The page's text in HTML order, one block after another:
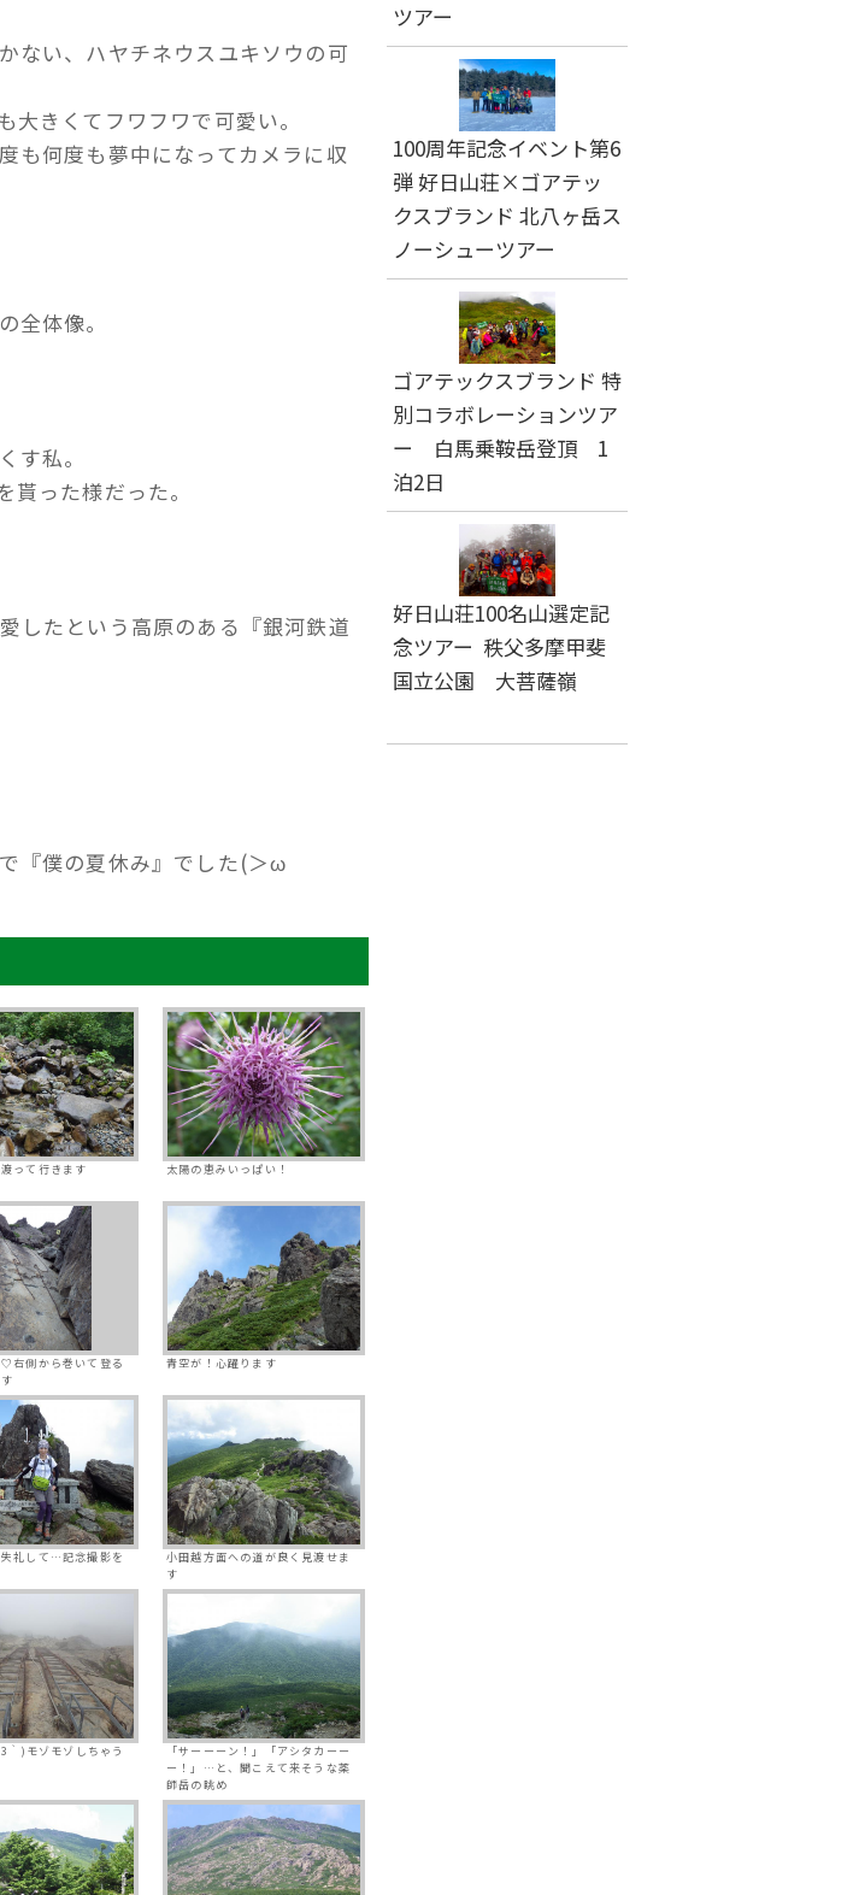
ない、ハヤチネウスユキソウの可
きくてフワフワで可愛い。
も何度も夢中になってカメラに収
全体像。
す私。
った様だった。
したという高原のある『銀河鉄道
『僕の夏休み』でした(＞ω
って行きます 太陽の恵みいっぱい！
右側から巻いて登る
青空が！心躍ります
礼して…記念撮影を
小田越方面への道が良く見渡せま
す
｀)モゾモゾしちゃう
「サーーーン！」「アシタカーー
ー！」…と、聞こえて来そうな薬
師岳の眺め
ツアー
100周年記念イベント第6
弾 好日山荘×ゴアテッ
クスブランド 北八ヶ岳ス
ノーシューツアー
ゴアテックスブランド 特
別コラボレーションツア
ー 白馬乗鞍岳登頂 1
泊2日
好日山荘100名山選定記
念ツアー 秩父多摩甲斐
国立公園 大菩薩嶺